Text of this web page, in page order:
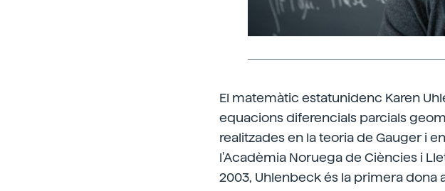
El matemàtic estatunidenc Karen
equacions diferencials parcials
realitzades en la teoria de Gauger i
l'Acadèmia Noruega de Ciències i
2003, Uhlenbeck és la primera dona